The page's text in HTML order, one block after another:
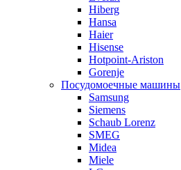
Hiberg
Hansa
Haier
Hisense
Hotpoint-Ariston
Gorenje
Посудомоечные машины
Samsung
Siemens
Schaub Lorenz
SMEG
Midea
Miele